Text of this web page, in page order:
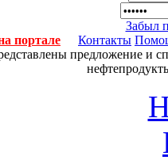
Забыл
портале
Контакты
предложение и